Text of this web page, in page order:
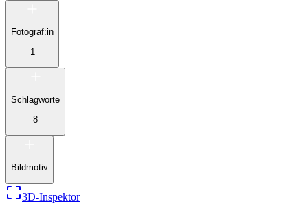
Fotograf:in
1
Schlagworte
8
Bildmotiv
3D-Inspektor